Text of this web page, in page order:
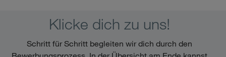
Klicke dich zu uns!
Schritt für Schritt begleiten wir dich durch den